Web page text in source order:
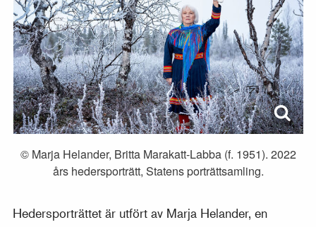
© Marja Helander, Britta Marakatt-Labba (f. 1951). 2022
års hedersporträtt, Statens porträttsamling.
Hedersporträttet är utfört av Marja Helander, en